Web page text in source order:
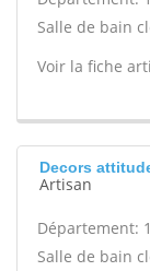
Salle de bain
Voir la fiche
Decors
Artisan
Département:
Salle de bain